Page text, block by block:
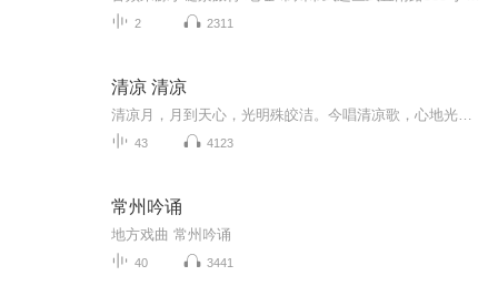
2 2311
清凉 清凉
43 4123
常州吟诵
地方戏曲 常州吟诵
40 3441